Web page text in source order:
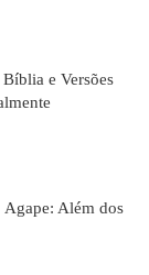
e Versões
Além dos